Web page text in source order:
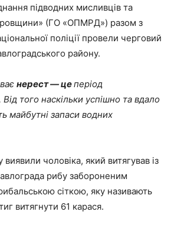
підводних мисливців та
(ГО «ОПМРД») разом з
поліції провели черговий
району.
нерест ― цеперіод
того наскільки успішно та вдало
майбутні запаси водних
чоловіка, який витягував із
рибу забороненим
сіткою, яку називають
витягнути 61 карася.